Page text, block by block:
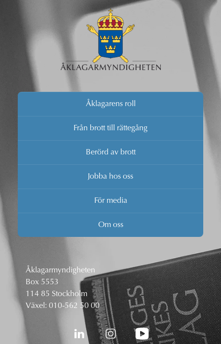
Åklagarens roll
Från brott till rättegång
Berörd av brott
Jobba hos oss
För media
Om oss
Åklagarmyndigheten
Box 5553
114 85 Stockholm
Växel: 010-562 50 00